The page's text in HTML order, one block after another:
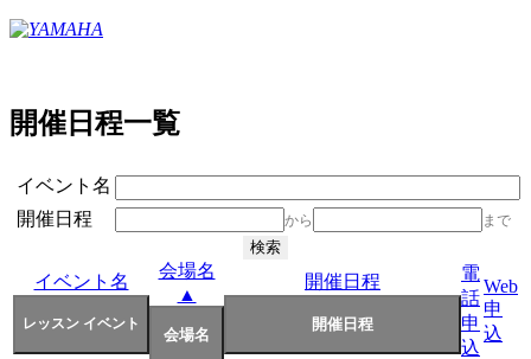
開催日程一覧
イベント名
開催日程
から まで
イベント名
会場名
▲
開催日程
電
話
申
込
Web
申
込